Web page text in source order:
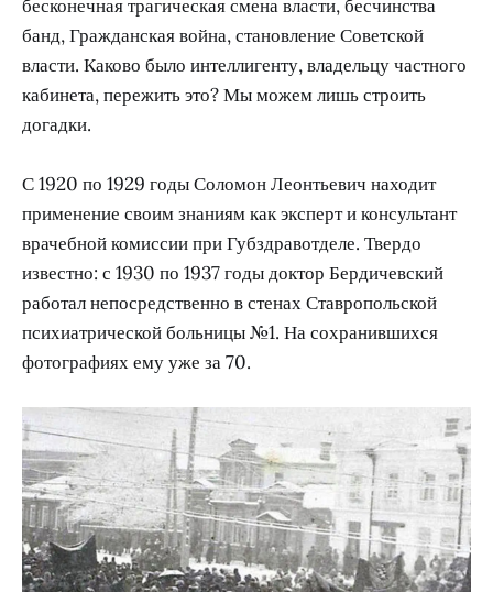
бесконечная трагическая смена власти, бесчинства
банд, Гражданская война, становление Советской
власти. Каково было интеллигенту, владельцу частного
кабинета, пережить это? Мы можем лишь строить
догадки.
С 1920 по 1929 годы Соломон Леонтьевич находит
применение своим знаниям как эксперт и консультант
врачебной комиссии при Губздравотделе. Твердо
известно: с 1930 по 1937 годы доктор Бердичевский
работал непосредственно в стенах Ставропольской
психиатрической больницы №1. На сохранившихся
фотографиях ему уже за 70.